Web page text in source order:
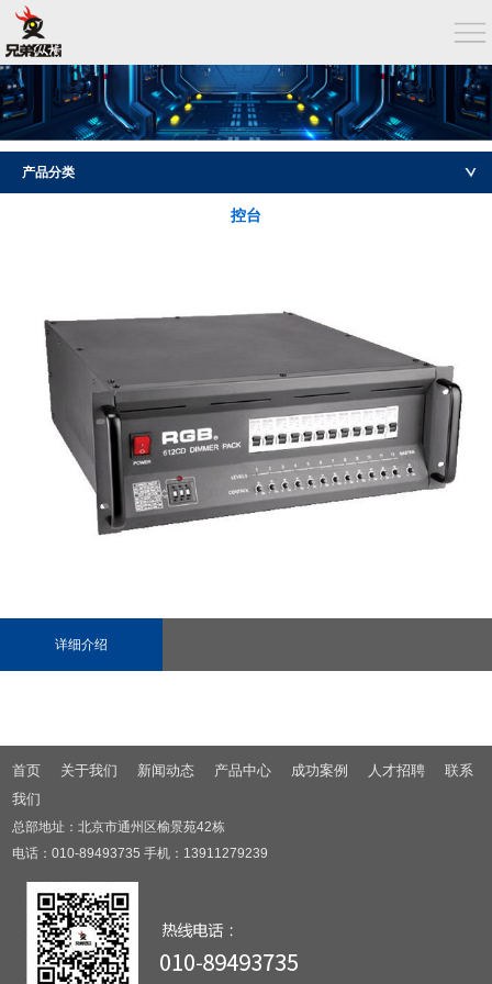
产品分类
控台
详细介绍
首页 关于我们 新闻动态 产品中心 成功案例 人才招聘
联系
我们
总部地址：北京市通州区榆景苑42栋
电话：010-89493735 手机：13911279239